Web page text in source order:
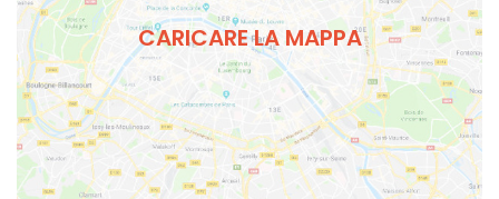
CARICARE LA MAPPA